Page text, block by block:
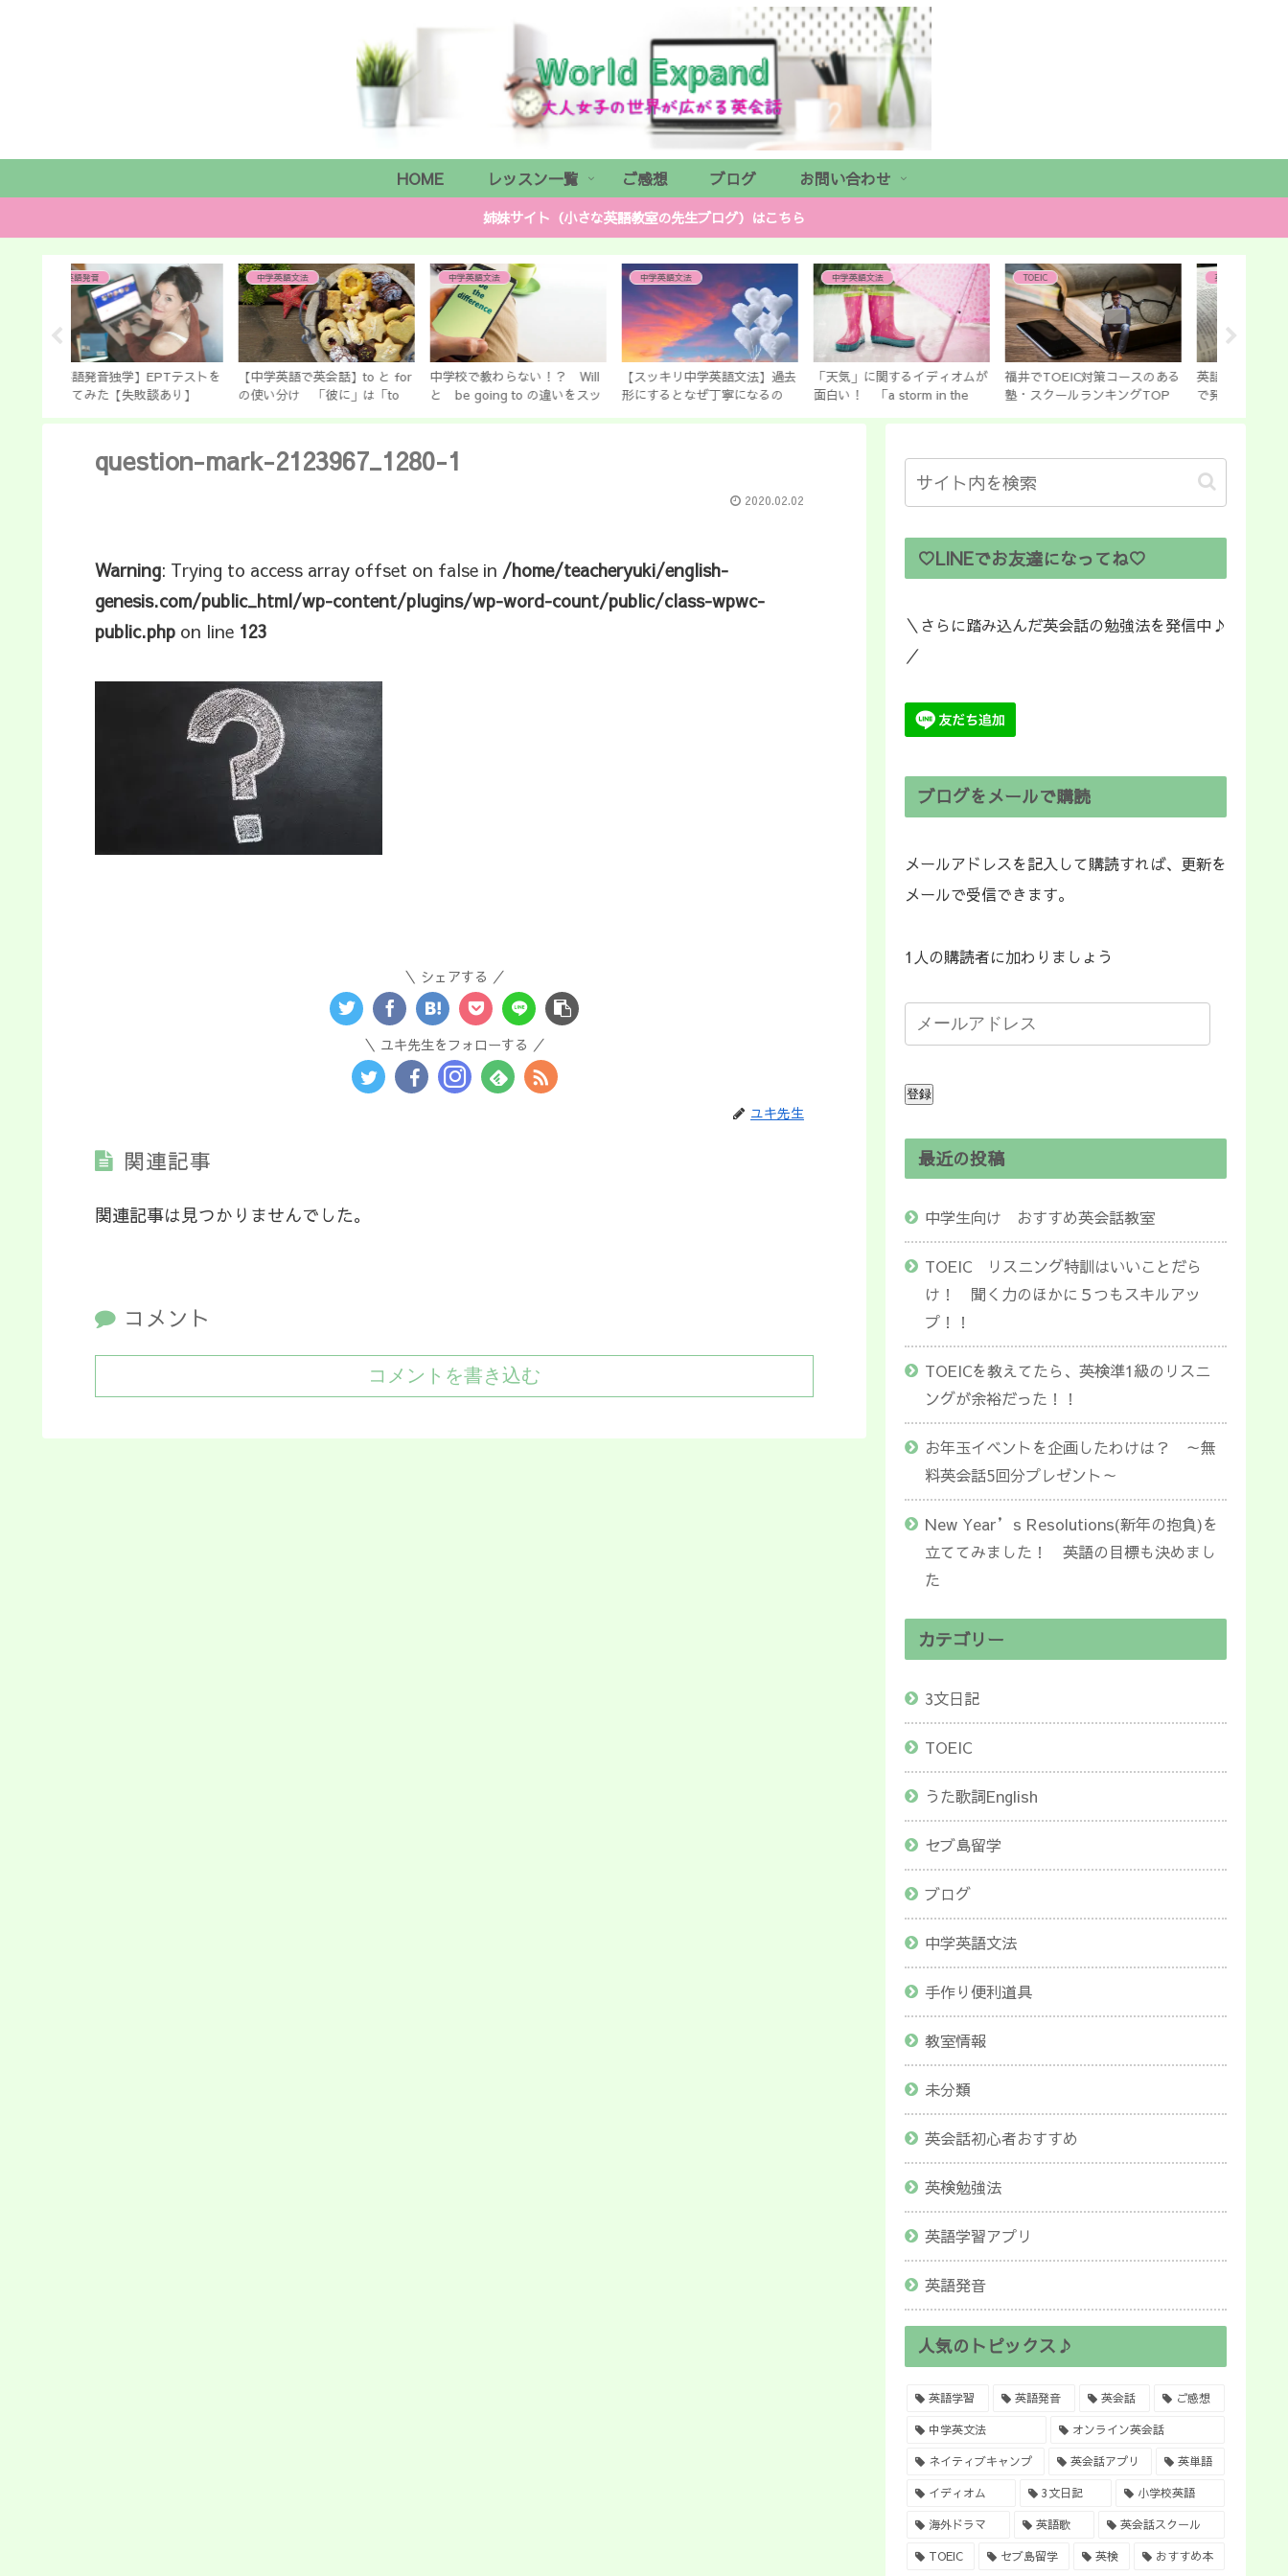
HOME レッスン一覧 ご感想 ブログ お問い合わせ
姉妹サイト（小さな英語教室の先生ブログ）はこちら
中学英語文法
【中学英語で英会話】to と for
の使い分け 「彼に」は「to
中学英語文法
中学校で教わらない！？ Will
と be going to の違いをスッ
中学英語文法
【スッキリ中学英語文法】過去
形にするとなぜ丁寧になるの
中学英語文法
「天気」に関するイディオムが
面白い！ 「a storm in the
TOEIC
福井でTOEIC対策コースのある
塾・スクールランキングTOP
英語発音
英語発音テストに向けての練習
で発音はマスターできる 無駄
question-mark-2123967_1280-1
2020.02.02
Warning: Trying to access array offset on false in /home/teacheryuki/english-
genesis.com/public_html/wp-content/plugins/wp-word-count/public/class-wpwc-
public.php on line 123
シェアする
ユキ先生をフォローする
ユキ先生
関連記事
関連記事は見つかりませんでした。
コメント
コメントを書き込む
♡LINEでお友達になってね♡
＼さらに踏み込んだ英会話の勉強法を発信中♪
／
ブログをメールで購読
メールアドレスを記入して購読すれば、更新を
メールで受信できます。
1人の購読者に加わりましょう
登録
最近の投稿
中学生向け おすすめ英会話教室
TOEIC リスニング特訓はいいことだら
け！ 聞く力のほかに５つもスキルアッ
プ！！
TOEICを教えてたら、英検準1級のリスニ
ングが余裕だった！！
お年玉イベントを企画したわけは？ ～無
料英会話5回分プレゼント～
New Year’s Resolutions(新年の抱負)を
立ててみました！ 英語の目標も決めまし
た
カテゴリー
3文日記
TOEIC
うた歌詞English
セブ島留学
ブログ
中学英語文法
手作り便利道具
教室情報
未分類
英会話初心者おすすめ
英検勉強法
英語学習アプリ
英語発音
人気のトピックス♪
英語学習 英語発音 英会話 ご感想
中学英文法 オンライン英会話
ネイティブキャンプ 英会話アプリ 英単語
イディオム 3文日記 小学校英語
海外ドラマ 英語歌 英会話スクール
TOEIC セブ島留学 英検 おすすめ本